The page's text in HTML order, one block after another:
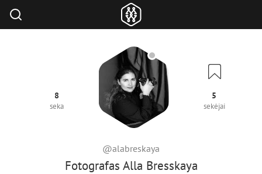
Fotografas Alla Bresskaya
@alabreskaya
8
seka
5
sekėjai